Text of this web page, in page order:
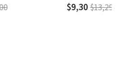
$13,29